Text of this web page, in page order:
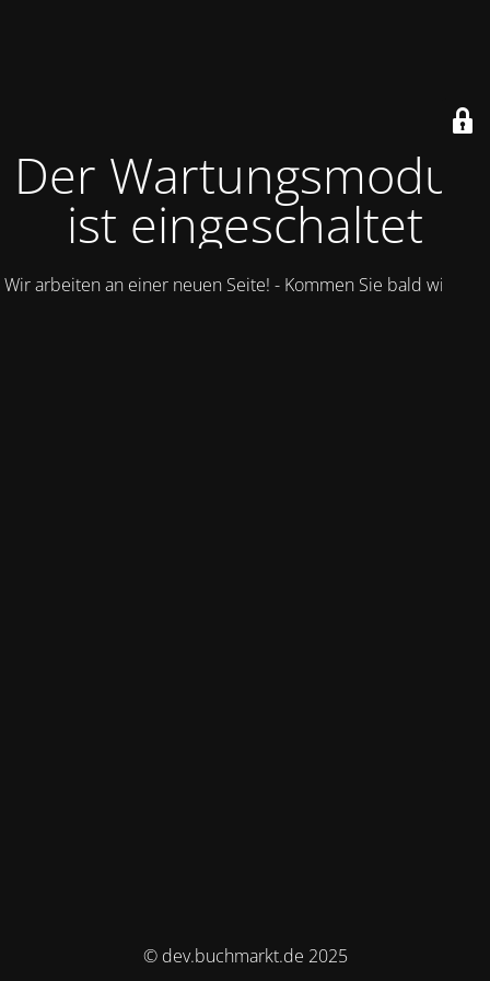
Der Wartungsmodus
ist eingeschaltet
Wir arbeiten an einer neuen Seite! - Kommen Sie bald wieder.
© dev.buchmarkt.de 2025